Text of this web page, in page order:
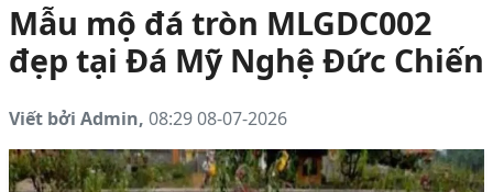
Mẫu mộ đá tròn MLGDC002
đẹp tại Đá Mỹ Nghệ Đức Chiến
Viết bởi Admin, 08:29 08-07-2026